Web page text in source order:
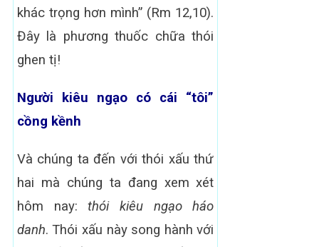
khác trọng hơn mình” (Rm 12,10).
Đây là phương thuốc chữa thói
ghen tị!
Người kiêu ngạo có cái “tôi”
cồng kềnh
Và chúng ta đến với thói xấu thứ
hai mà chúng ta đang xem xét
hôm nay:thói kiêu ngạo háo
danh. Thói xấu này song hành với